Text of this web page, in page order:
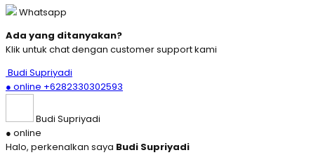
Whatsapp
Ada yang ditanyakan?
Klik untuk chat dengan customer support kami
Budi Supriyadi
● online +6282330302593
Budi Supriyadi
● online
Halo, perkenalkan saya Budi Supriyadi